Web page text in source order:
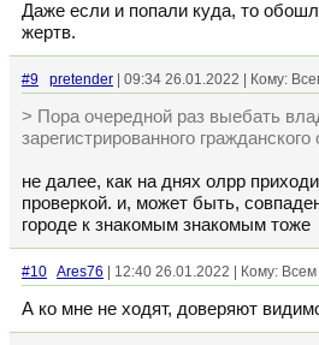
Даже если и попали куда, то
жертв.
#9 pretender | 09:34 26.01.2022 | Кому:
> Пора очередной раз выебать
зарегистрированного гражданского
не далее, как на днях олрр
проверкой. и, может быть,
городе к знакомым знакомым тоже
#10 Ares76 | 12:40 26.01.2022 | Кому: Всем
А ко мне не ходят, доверяют